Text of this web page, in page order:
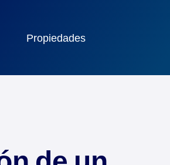
Propiedades